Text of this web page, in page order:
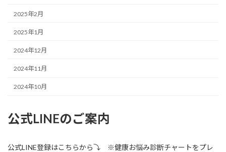
2025年2月
2025年1月
2024年12月
2024年11月
2024年10月
公式LINEのご案内
公式LINE登録はこちらから⤵ ※健康お悩み診断チャートをプレ